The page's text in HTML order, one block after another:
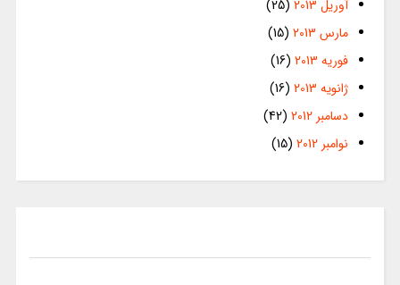
آوریل 2013
(25)
مارس 2013
(15)
فوریه 2013
(16)
ژانویه 2013
(16)
دسامبر 2012
(42)
نوامبر 2012
(15)